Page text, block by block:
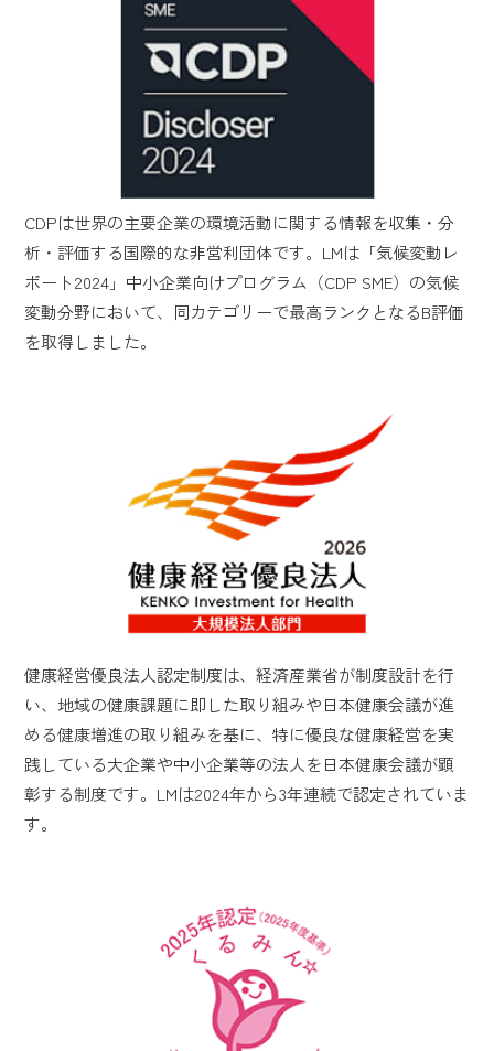
CDPは世界の主要企業の環境活動に関する情報を収集・分
析・評価する国際的な非営利団体です。LMは「気候変動レ
ポート2024」中小企業向けプログラム（CDP SME）の気候
変動分野において、同カテゴリーで最高ランクとなるB評価
を取得しました。
健康経営優良法人認定制度は、経済産業省が制度設計を行
い、地域の健康課題に即した取り組みや日本健康会議が進
める健康増進の取り組みを基に、特に優良な健康経営を実
践している大企業や中小企業等の法人を日本健康会議が顕
彰する制度です。LMは2024年から3年連続で認定されていま
す。